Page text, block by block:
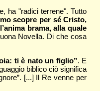
ha "radici terrene". Tutto
scopre per sé Cristo,
brama, alla quale
Novella. Di che cosa
ti è nato un figlio”. E
biblico ciò significa
[...] Il Re venne per